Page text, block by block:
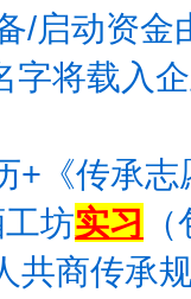
/启动资
字将载入
+《传承
坊实习
共商传承